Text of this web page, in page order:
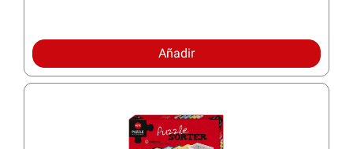
Añadir